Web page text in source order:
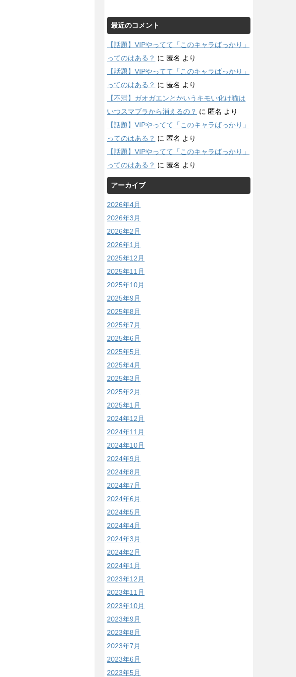
最近のコメント
【話題】VIPやってて「このキャラばっかり」
ってのはある？ に 匿名 より
【話題】VIPやってて「このキャラばっかり」
ってのはある？ に 匿名 より
【不満】ガオガエンとかいうキモい化け猫は
いつスマブラから消えるの？ に 匿名 より
【話題】VIPやってて「このキャラばっかり」
ってのはある？ に 匿名 より
【話題】VIPやってて「このキャラばっかり」
ってのはある？ に 匿名 より
アーカイブ
2026年4月
2026年3月
2026年2月
2026年1月
2025年12月
2025年11月
2025年10月
2025年9月
2025年8月
2025年7月
2025年6月
2025年5月
2025年4月
2025年3月
2025年2月
2025年1月
2024年12月
2024年11月
2024年10月
2024年9月
2024年8月
2024年7月
2024年6月
2024年5月
2024年4月
2024年3月
2024年2月
2024年1月
2023年12月
2023年11月
2023年10月
2023年9月
2023年8月
2023年7月
2023年6月
2023年5月